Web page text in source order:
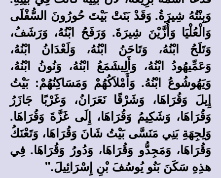
وَبِنْتُهُ شِيرَةُ. وَقَدْ بَنَتْ بَيْتَ حُورُونَ السُّفْلَى
وَالْعُلْيَا وَأُزَّيْنَ شِيرَةَ. وَرَفَحُ ابْنُهُ، وَرَشَفُ،
وَتَلَحُ ابْنُهُ، وَتَاحَنُ ابْنُهُ، وَلَعْدَانُ ابْنُهُ،
وَعَمِّيهُودُ ابْنُهُ، وَأَلِيشَمَعُ ابْنُهُ، وَنُونُ ابْنُهُ،
وَيَهُوشُوعُ ابْنُهُ. وَأَمْلاَكُهُمْ وَمَسَاكِنُهُمْ: بَيْتُ
إِيلَ وَقُرَاهَا، وَشَرْقًا نَعَرَانُ، وَغَرْبًا جَازَرُ
وَقُرَاهَا، وَشَكِيمُ وَقُرَاهَا، إِلَى غَزَّةَ وَقُرَاهَا.
وَلِجِهَةِ بَنِي مَنَسَّى بَيْتُ شَانَ وَقُرَاهَا، وَتَعْنَكُ
وَقُرَاهَا، وَمَجِدُّو وَقُرَاهَا، وَدُورُ وَقُرَاهَا. فِي
هذِهِ سَكَنَ بَنُو يُوسُفَ بْنِ إِسْرَائِيلَ."